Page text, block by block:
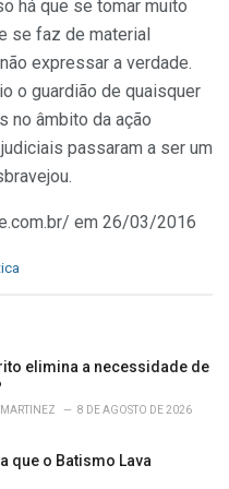
há que se tomar muito
se faz de material
expressar a verdade.
o guardião de quaisquer
no âmbito da ação
passaram a ser um
em 26/03/2016
elimina a necessidade de
8 DE AGOSTO DE 2026
que o Batismo Lava